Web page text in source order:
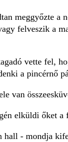
meggyőzte a
felveszik a
vette fel,
a pincérnő
van
elküldi őket a
- mondja